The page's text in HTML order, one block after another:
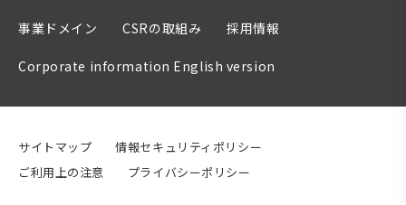
事業ドメイン CSRの取組み 採用情報
Corporate information English version
サイトマップ
情報セキュリティポリシー
ご利用上の注意
プライバシーポリシー